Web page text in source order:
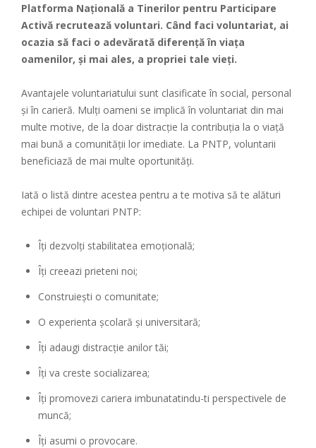
Platforma Națională a Tinerilor pentru Participare
Activă recrutează voluntari. Când faci voluntariat, ai
ocazia să faci o adevărată diferență în viața
oamenilor, și mai ales, a propriei tale vieți.
Avantajele voluntariatului sunt clasificate în social, personal
și în carieră. Mulți oameni se implică în voluntariat din mai
multe motive, de la doar distracție la contribuția la o viață
mai bună a comunității lor imediate. La PNTP, voluntarii
beneficiază de mai multe oportunități.
Iată o listă dintre acestea pentru a te motiva să te alături
echipei de voluntari PNTP:
Îți dezvolți stabilitatea emoțională;
Îți creeazi prieteni noi;
Construiești o comunitate;
O experienta școlară și universitară;
Îți adaugi distracție anilor tăi;
Îți va creste socializarea;
Îți promovezi cariera imbunatatindu-ti perspectivele de
muncă;
Îți asumi o provocare.